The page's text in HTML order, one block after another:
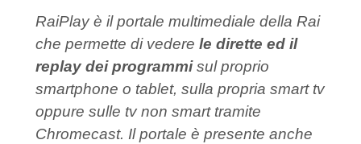
RaiPlay è il portale multimediale della Rai
che permette di vedere le dirette ed il
replay dei programmisul proprio
smartphone o tablet, sulla propria smart tv
oppure sulle tv non smart tramite
Chromecast. Il portale è presente anche